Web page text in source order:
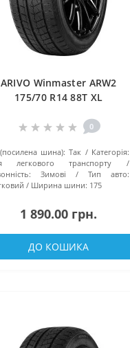
ARIVO Winmaster ARW2
175/70 R14 88T XL
0
шина): Так
Категорія:
легкового транспорту
Зимові
Тип авто:
Ширина шини: 175
1 890.00 грн.
ДО КОШИКА